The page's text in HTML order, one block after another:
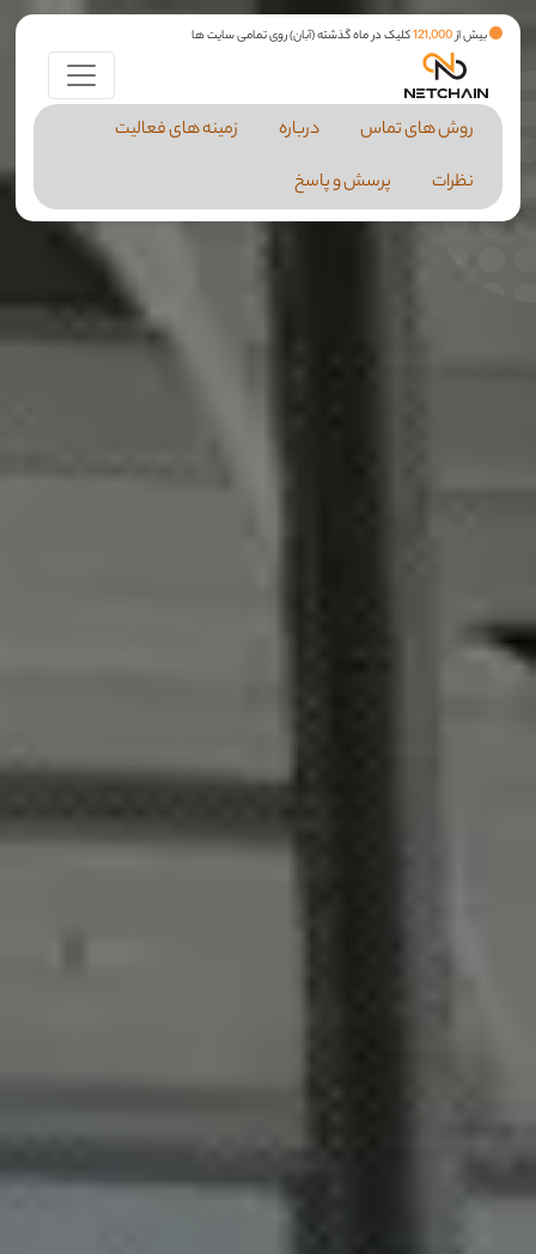
بیش از121,000کلیک در ماه گذشته (آبان) روی تمامی سایت ها
روش های تماس درباره
زمینه های فعالیت
نظرات
پرسش و پاسخ